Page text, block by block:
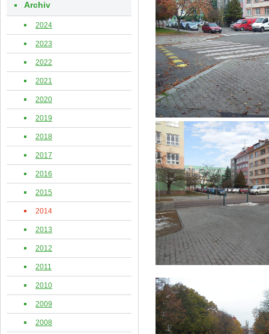
Archiv
2024
2023
2022
2021
2020
2019
2018
2017
2016
2015
2014
2013
2012
2011
2010
2009
2008